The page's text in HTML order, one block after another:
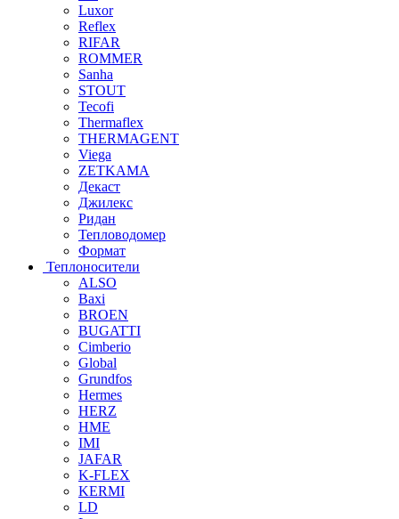
Luxor
Reflex
RIFAR
ROMMER
Sanha
STOUT
Tecofi
Thermaflex
THERMAGENT
Viega
ZETKAMA
Декаст
Джилекс
Ридан
Тепловодомер
Формат
Теплоносители
ALSO
Baxi
BROEN
BUGATTI
Cimberio
Global
Grundfos
Hermes
HERZ
HME
IMI
JAFAR
K-FLEX
KERMI
LD